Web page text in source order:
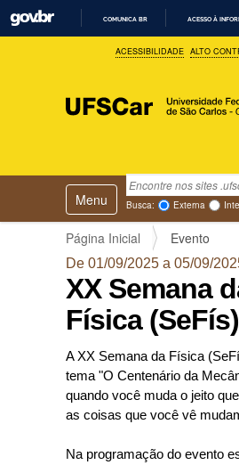
R
A
E
D
COMUNICA BR ACESSO À
ACESSIBILIDADE ALTO
Busca
Busca Avançada…
Busca: Externa
v
Toggle navigation
Página Inicial Evento
De 01/09/2025 a 05/09/
XX Semana
Física (SeFís)
A XX Semana da Física
tema "O Centenário da
quando você muda o jeito
as coisas que você vê
Na programação do evento